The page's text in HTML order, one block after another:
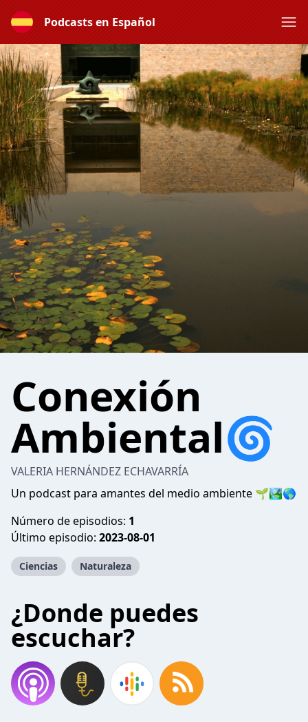
Podcasts en Español
Conexión
Ambiental🌀
VALERIA HERNÁNDEZ ECHAVARRÍA
Un podcast para amantes del medio ambiente 🌱🏞️🌎
Número de episodios: 1
Último episodio: 2023-08-01
Ciencias Naturaleza
¿Donde puedes
escuchar?